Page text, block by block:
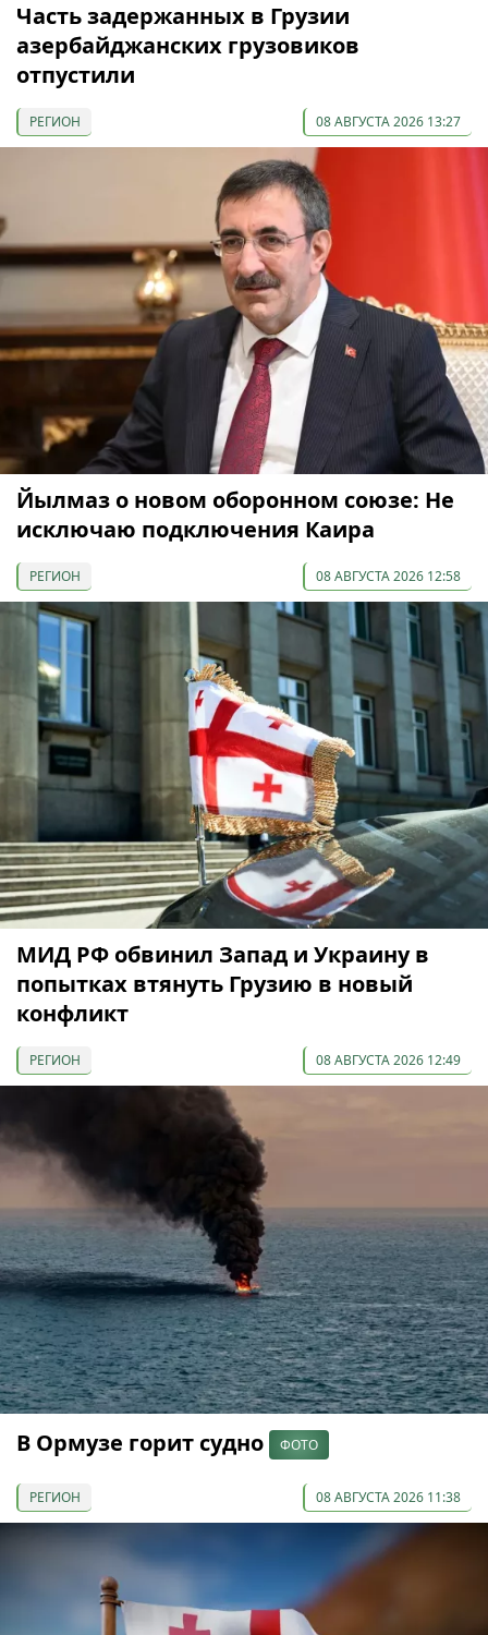
Часть задержанных в Грузии
азербайджанских грузовиков
отпустили
РЕГИОН 08 АВГУСТА 2026 13:27
Йылмаз о новом оборонном союзе: Не
исключаю подключения Каира
РЕГИОН 08 АВГУСТА 2026 12:58
МИД РФ обвинил Запад и Украину в
попытках втянуть Грузию в новый
конфликт
РЕГИОН 08 АВГУСТА 2026 12:49
В Ормузе горит судно ФОТО
РЕГИОН 08 АВГУСТА 2026 11:38